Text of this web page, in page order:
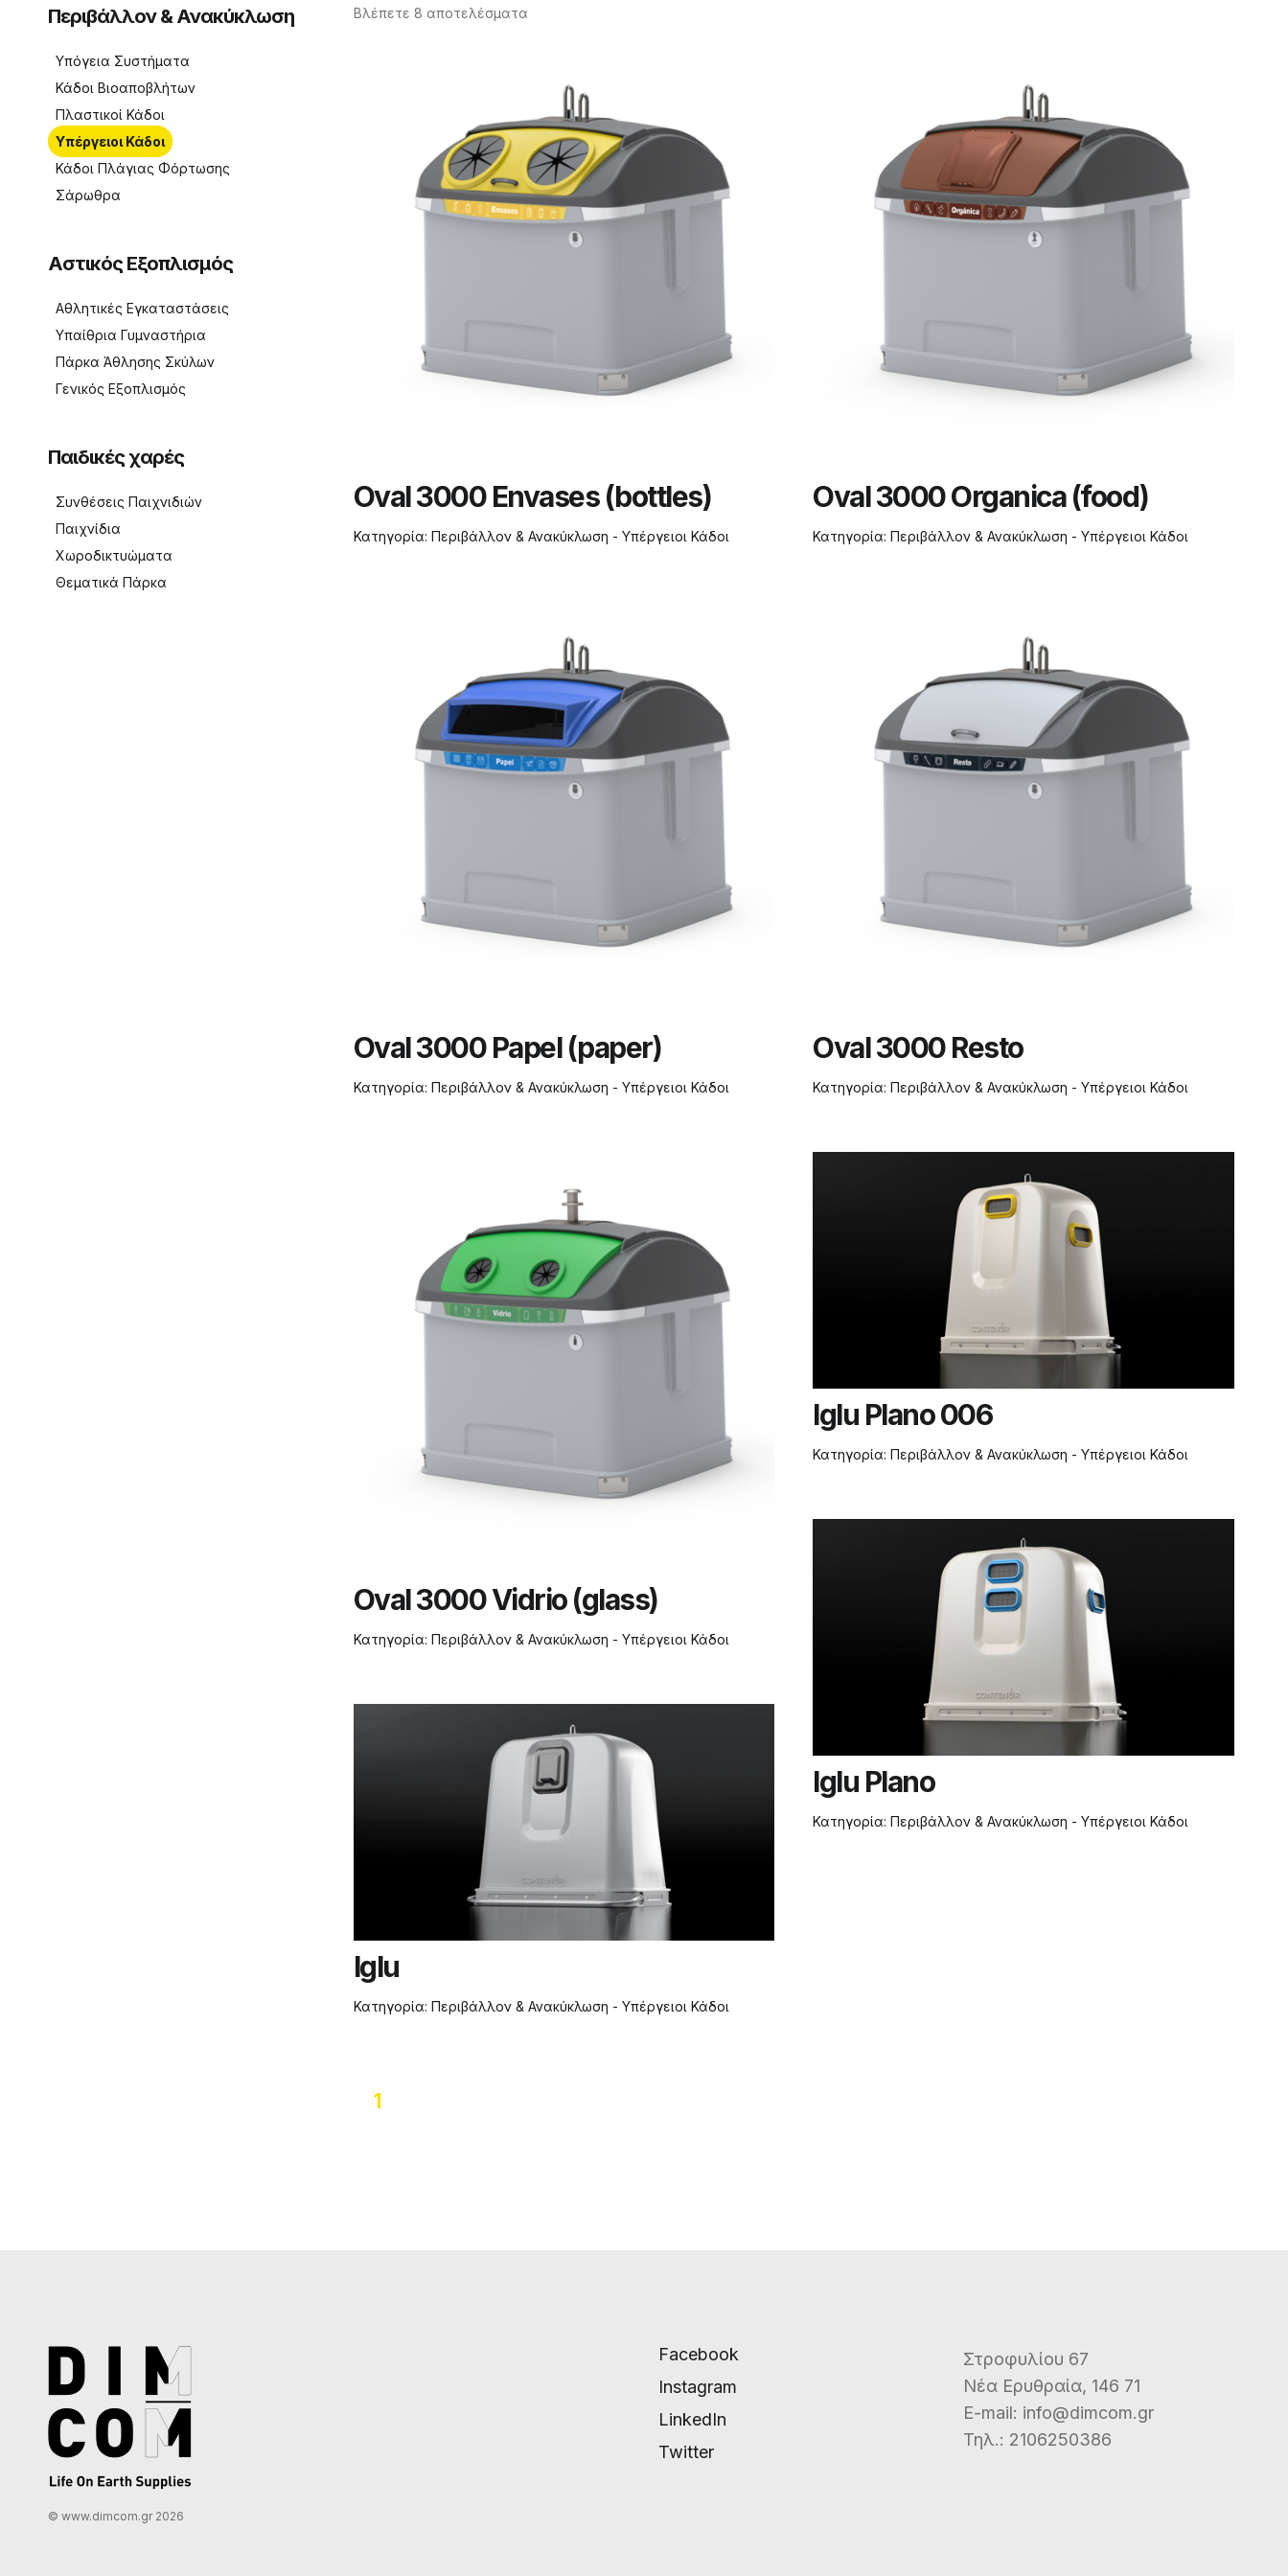
Περιβάλλον & Ανακύκλωση
Υπόγεια Συστήματα
Κάδοι Βιοαποβλήτων
Πλαστικοί Κάδοι
Υπέργειοι Κάδοι
Κάδοι Πλάγιας Φόρτωσης
Σάρωθρα
Αστικός Εξοπλισμός
Αθλητικές Εγκαταστάσεις
Υπαίθρια Γυμναστήρια
Πάρκα Άθλησης Σκύλων
Γενικός Eξοπλισμός
Παιδικές χαρές
Συνθέσεις Παιχνιδιών
Παιχνίδια
Χωροδικτυώματα
Θεματικά Πάρκα
Βλέπετε 8 αποτελέσματα
Oval 3000 Envases (bottles)
Κατηγορία: Περιβάλλον & Ανακύκλωση - Υπέργειοι Κάδοι
Oval 3000 Organica (food)
Κατηγορία:Περιβάλλον & Ανακύκλωση - Υπέργειοι Κάδοι
Oval 3000 Papel (paper)
Κατηγορία: Περιβάλλον & Ανακύκλωση - Υπέργειοι Κάδοι
Oval 3000 Resto
Κατηγορία:Περιβάλλον & Ανακύκλωση - Υπέργειοι Κάδοι
Oval 3000 Vidrio (glass)
Κατηγορία: Περιβάλλον & Ανακύκλωση - Υπέργειοι Κάδοι
Iglu Plano 006
Κατηγορία:Περιβάλλον & Ανακύκλωση - Υπέργειοι Κάδοι
Iglu Plano
Κατηγορία:Περιβάλλον & Ανακύκλωση - Υπέργειοι Κάδοι
Iglu
Κατηγορία: Περιβάλλον & Ανακύκλωση - Υπέργειοι Κάδοι
1
© www.dimcom.gr 2026
Facebook
Instagram
LinkedIn
Twitter
Στροφυλίου 67
Νέα Ερυθραία, 146 71
E-mail: info@dimcom.gr
Τηλ.: 2106250386